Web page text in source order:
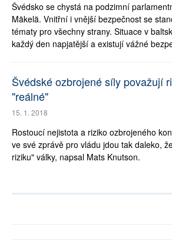
Švédsko se chystá na podzimní
Mäkelä. Vnitřní i vnější bezpečnost se
tématy pro všechny strany. Situace v
každý den napjatější a existují vážné
Švédské ozbrojené síly považují
"reálné"
15. 1. 2018
Rostoucí nejistota a riziko ozbrojeného
ve své zprávě pro vládu jdou tak daleko,
riziku" války, napsal Mats Knutson.